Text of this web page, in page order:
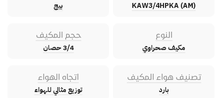
KAW3/4HPKA (AM) بيج
النوع
مكيف صحراوي
حجم المكيف
3/4 حصان
تصنيف هواء المكيف
بارد
اتجاه الهواء
توزيع مثالي للهواء